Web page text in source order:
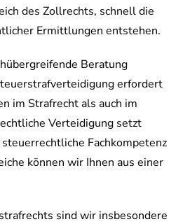
des Zollrechts, schnell die
Ermittlungen entstehen.
Beratung
erfordert
im Strafrecht als auch im
Verteidigung setzt
Fachkompetenz
können wir Ihnen aus einer
sind wir insbesondere